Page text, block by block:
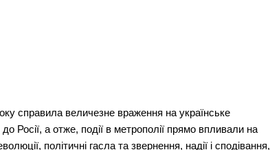
справила величезне враження на українське
Росії, а отже, події в метрополії прямо впливали на
політичні гасла та звернення, надії і сподівання,